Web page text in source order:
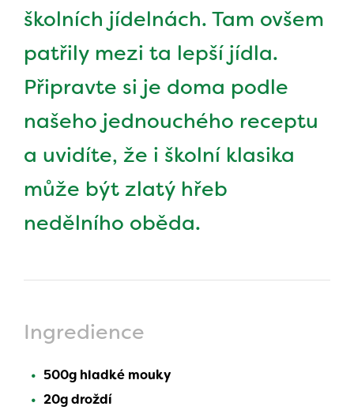
školních jídelnách. Tam ovšem
patřily mezi ta lepší jídla.
Připravte si je doma podle
našeho jednouchého receptu
a uvidíte, že i školní klasika
může být zlatý hřeb
nedělního oběda.
Ingredience
500g hladké mouky
20g droždí